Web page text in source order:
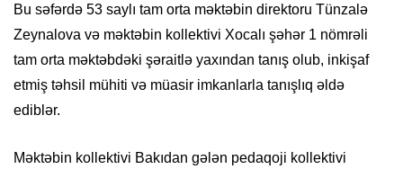
Bu səfərdə 53 saylı tam orta məktəbin direktoru Tünzalə
Zeynalova və məktəbin kollektivi Xocalı şəhər 1 nömrəli
tam orta məktəbdəki şəraitlə yaxından tanış olub, inkişaf
etmiş təhsil mühiti və müasir imkanlarla tanışlıq əldə
ediblər.
Məktəbin kollektivi Bakıdan gələn pedaqoji kollektivi